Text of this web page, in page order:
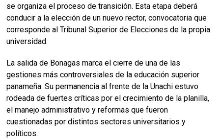
se organiza el proceso de transición. Esta etapa deberá
conducir a la elección de un nuevo rector, convocatoria que
corresponde al Tribunal Superior de Elecciones de la propia
universidad.
La salida de Bonagas marca el cierre de una de las
gestiones más controversiales de la educación superior
panameña. Su permanencia al frente de la Unachi estuvo
rodeada de fuertes críticas por el crecimiento de la planilla,
el manejo administrativo y reformas que fueron
cuestionadas por distintos sectores universitarios y
políticos.